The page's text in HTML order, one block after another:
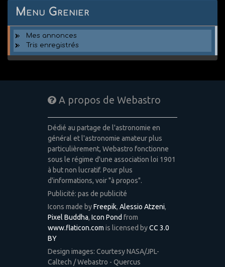
Menu Grenier
Mes annonces
Tris enregistrés
A propos de Webastro
Dédié au partage de l'astronomie en
général et l'astronomie amateur plus
particulièrement, Webastro fonctionne
sous le régime d'une association loi 1901
à but non lucratif. Pour plus
d'informations, voir "à propos".
Publicité: pas de publicité
Icons made byFreepik, Alessio Atzeni,
Pixel Buddha, Icon Pond from
www.flaticon.com is licensed byCC 3.0
BY
Design images: Courtesy NASA/JPL-
Caltech / Webastro - Quercus